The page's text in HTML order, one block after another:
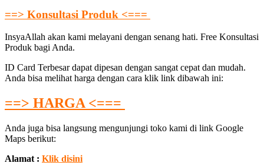
==> Konsultasi Produk <===
InsyaAllah akan kami melayani dengan senang hati. Free Konsultasi
Produk bagi Anda.
ID Card Terbesar dapat dipesan dengan sangat cepat dan mudah.
Anda bisa melihat harga dengan cara klik link dibawah ini:
==> HARGA <===
Anda juga bisa langsung mengunjungi toko kami di link Google
Maps berikut:
Alamat : Klik disini